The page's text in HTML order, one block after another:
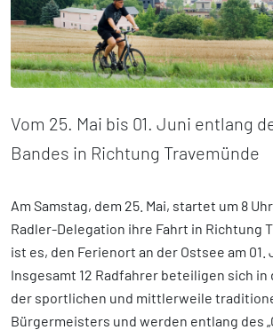
Vom 25. Mai bis 01. Juni entlang
Bandes in Richtung Travemünde
Am Samstag, dem 25. Mai, startet um 8
Radler-Delegation ihre Fahrt in Richtung
ist es, den Ferienort an der Ostsee am 01.
Insgesamt 12 Radfahrer beteiligen sich in
der sportlichen und mittlerweile
Bürgermeisters und werden entlang des